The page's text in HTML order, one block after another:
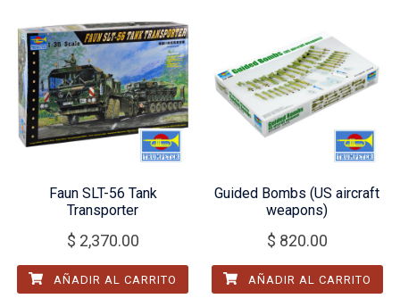
Faun SLT-56 Tank
Transporter
$ 2,370.00
AÑADIR AL CARRITO
Guided Bombs (US aircraft
weapons)
$ 820.00
AÑADIR AL CARRITO